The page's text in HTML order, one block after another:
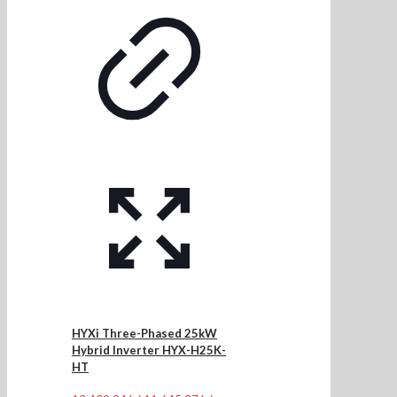
HYXi Three-Phased 25kW
Hybrid Inverter HYX-H25K-
HT